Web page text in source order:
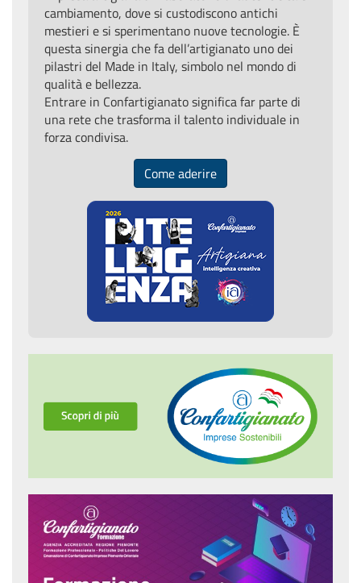
cambiamento, dove si custodiscono antichi
mestieri e si sperimentano nuove tecnologie. È
questa sinergia che fa dell’artigianato uno dei
pilastri del Made in Italy, simbolo nel mondo di
qualità e bellezza.
Entrare in Confartigianato significa far parte di
una rete che trasforma il talento individuale in
forza condivisa.
Come aderire